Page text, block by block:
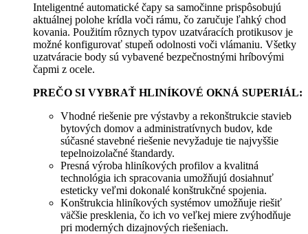
Inteligentné automatické čapy sa samočinne prispôsobujú
aktuálnej polohe krídla voči rámu, čo zaručuje ľahký chod
kovania. Použitím rôznych typov uzatváracích protikusov je
možné konfigurovať stupeň odolnosti voči vlámaniu. Všetky
uzatváracie body sú vybavené bezpečnostnými hríbovými
čapmi z ocele.
PREČO SI VYBRAŤ HLINÍKOVÉ OKNÁ SUPERIÁL:
Vhodné riešenie pre výstavby a rekonštrukcie stavieb
bytových domov a administratívnych budov, kde
súčasné stavebné riešenie nevyžaduje tie najvyššie
tepelnoizolačné štandardy.
Presná výroba hliníkových profilov a kvalitná
technológia ich spracovania umožňujú dosiahnuť
esteticky veľmi dokonalé konštrukčné spojenia.
Konštrukcia hliníkových systémov umožňuje riešiť
väčšie presklenia, čo ich vo veľkej miere zvýhodňuje
pri moderných dizajnových riešeniach.